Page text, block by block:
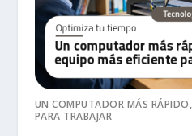
UN COMPUTADOR MÁS
PARA TRABAJAR